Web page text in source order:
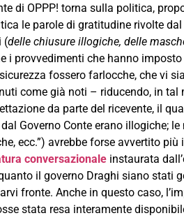
di OPPP! torna sulla politica,
le parole di gratitudine rivolte
(delle chiusure illogiche, delle
i provvedimenti che hanno
fossero farlocche, che vi
come già noti – riducendo, in
da parte del ricevente, il
Governo Conte erano illogiche;
ecc.”) avrebbe forse avvertito
conversazionaleinstaurata
il governo Draghi siano stati
fronte. Anche in questo caso,
stata resa interamente